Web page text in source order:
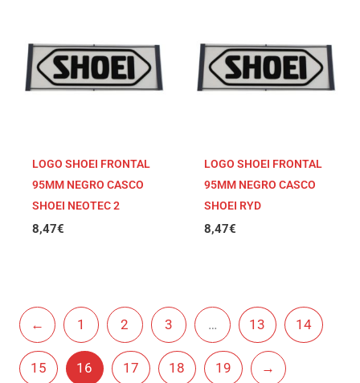
LOGO SHOEI FRONTAL
95MM NEGRO CASCO
SHOEI NEOTEC 2
8,47€
LOGO SHOEI FRONTAL
95MM NEGRO CASCO
SHOEI RYD
8,47€
← 1 2 3 … 13 14
15 16 17 18 19 →